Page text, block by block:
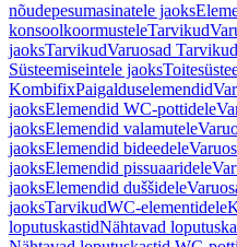
nõudepesumasinatele jaoks
konsoolkoormusteleTarvikud
jaoksTarvikudVaruosad
Süsteemiseintele jaoks
KombifixPaigalduselemendid
jaoksElemendid WC-pottidele
jaoksElemendid valamutele
jaoksElemendid bideedele
jaoksElemendid pissuaaridele
jaoksElemendid duššidele
jaoksTarvikudWC-elementidele
loputuskastidNähtavad